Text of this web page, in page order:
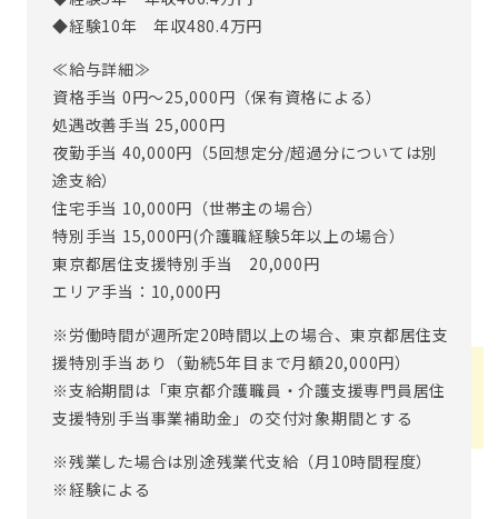
◆経験10年 年収480.4万円
≪給与詳細≫
資格手当 0円～25,000円（保有資格による）
処遇改善手当 25,000円
夜勤手当 40,000円（5回想定分/超過分については別
途支給）
住宅手当 10,000円（世帯主の場合）
特別手当 15,000円(介護職経験5年以上の場合）
東京都居住支援特別手当 20,000円
エリア手当：10,000円
※労働時間が週所定20時間以上の場合、東京都居住支
援特別手当あり（勤続5年目まで月額20,000円）
※支給期間は「東京都介護職員・介護支援専門員居住
支援特別手当事業補助金」の交付対象期間とする
※残業した場合は別途残業代支給（月10時間程度）
※経験による